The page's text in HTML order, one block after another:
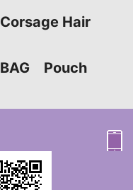
Corsage Hair
BAG Pouch